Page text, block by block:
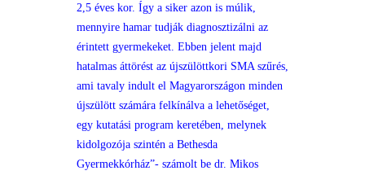
2,5 éves kor. Így a siker azon is múlik,
mennyire hamar tudják diagnosztizálni az
érintett gyermekeket. Ebben jelent majd
hatalmas áttörést az újszülöttkori SMA szűrés,
ami tavaly indult el Magyarországon minden
újszülött számára felkínálva a lehetőséget,
egy kutatási program keretében, melynek
kidolgozója szintén a Bethesda
Gyermekkórház”- számolt be dr. Mikos